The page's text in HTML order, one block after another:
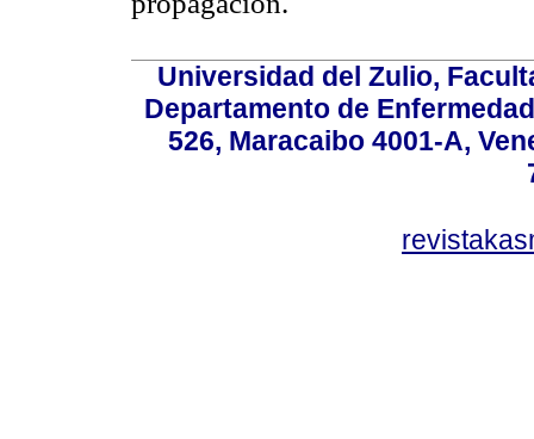
Universidad del Zulio,
Departamento de
526, Maracaibo 4001-A,